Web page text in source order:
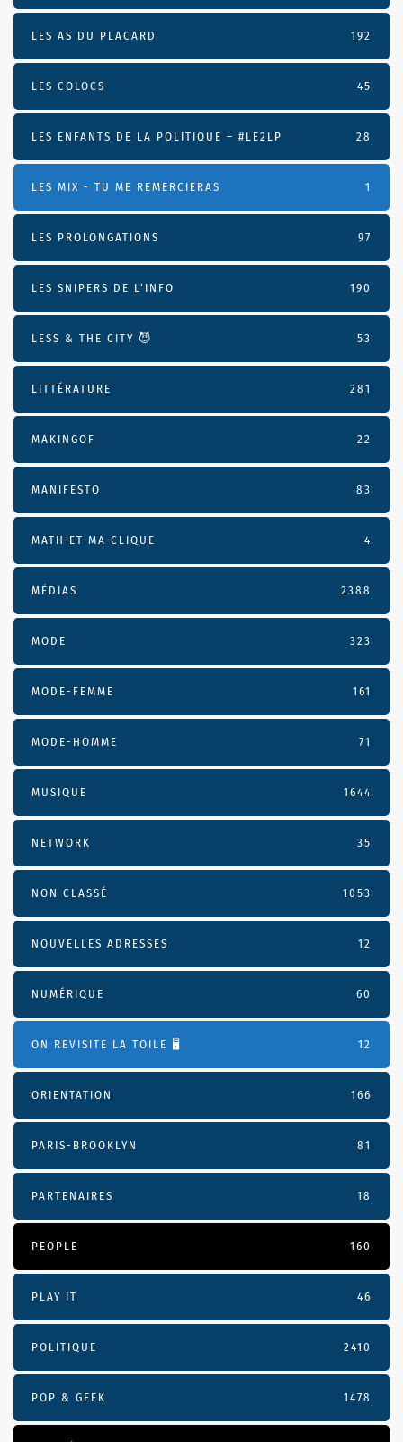
LES AS DU PLACARD 192
LES COLOCS 45
LES ENFANTS DE LA POLITIQUE – #LE2LP 28
LES MIX - TU ME REMERCIERAS 1
LES PROLONGATIONS 97
LES SNIPERS DE L’INFO 190
LESS & THE CITY 😈 53
LITTÉRATURE 281
MAKINGOF 22
MANIFESTO 83
MATH ET MA CLIQUE 4
MÉDIAS 2388
MODE 323
MODE-FEMME 161
MODE-HOMME 71
MUSIQUE 1644
NETWORK 35
NON CLASSÉ 1053
NOUVELLES ADRESSES 12
NUMÉRIQUE 60
ON REVISITE LA TOILE 🖥️ 12
ORIENTATION 166
PARIS-BROOKLYN 81
PARTENAIRES 18
PEOPLE 160
PLAY IT 46
POLITIQUE 2410
POP & GEEK 1478